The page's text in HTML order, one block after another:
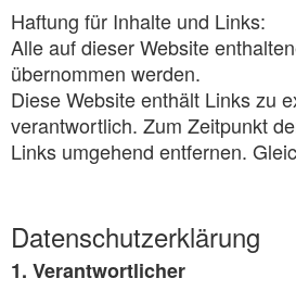
Haftung für Inhalte und Links:
Alle auf dieser Website
übernommen werden.
Diese Website enthält Links zu
verantwortlich. Zum Zeitpunkt
Links umgehend entfernen.
Datenschutzerklärung
1. Verantwortlicher